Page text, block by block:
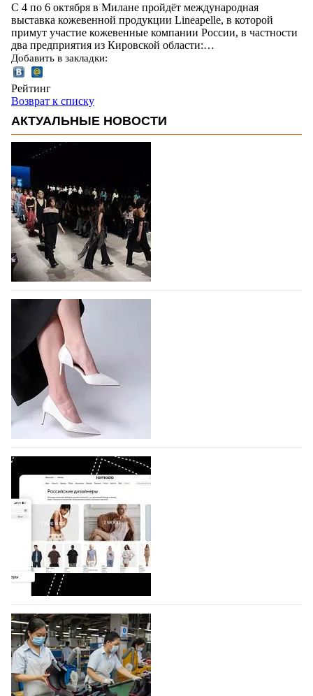
С 4 по 6 октября в Милане пройдёт международная
выставка кожевенной продукции Lineapelle, в которой
примут участие кожевенные компании России, в частности
два предприятия из Кировской области:…
Добавить в закладки:
Рейтинг
Возврат к списку
АКТУАЛЬНЫЕ НОВОСТИ
На участие в Московской неделе моды
подано 1047 заявок
На участие в седьмой Московской неделе моды,
которая пройдет в российской столице с 26 сентября
по 1 октября, уже подано 1047 заявок. Примерно
половину из них (494) прислали дизайнеры,
коллекции которых не были представлены в…
07.08.2026 769
BALLINA представит свои новинки на Euro
Shoes
Компания BALLINA Guangzhou Lihuang Footwear
Co., Ltd., основанная в 2011 году и расположенная в
Гуанчжоу, столице моды Китая, является
профессиональной обувной компанией,
объединяющей разработку, производство и…
07.08.2026 637
На платформе Lamoda - новый раздел и
условия продвижения локальных
дизайнерских марок
Российский маркетплейс Lamoda решил обновить